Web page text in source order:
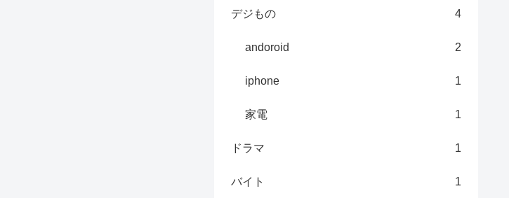
デジもの 4
andoroid 2
iphone 1
家電 1
ドラマ 1
バイト 1